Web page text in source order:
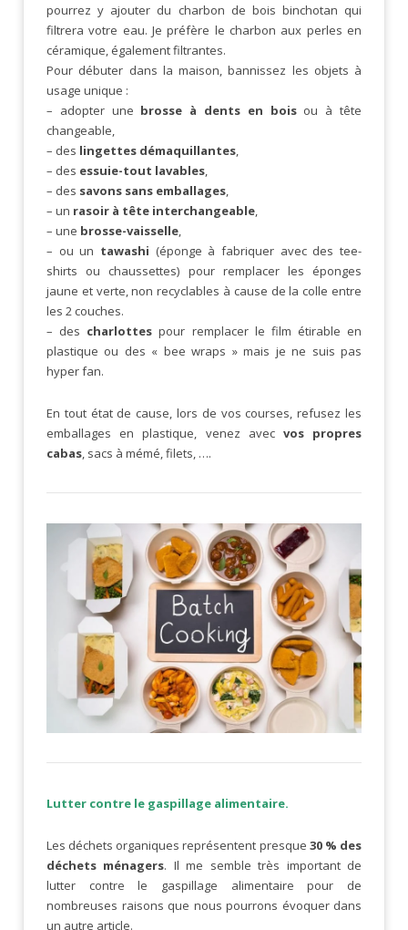
pourrez y ajouter du charbon de bois binchotan qui
filtrera votre eau. Je préfère le charbon aux perles en
céramique, également filtrantes.
Pour débuter dans la maison, bannissez les objets à
usage unique :
– adopter une brosse à dents en boisou à tête
changeable,
– des lingettes démaquillantes,
– des essuie-tout lavables,
– des savons sans emballages,
– un rasoir à tête interchangeable,
– une brosse-vaisselle,
– ou un tawashi (éponge à fabriquer avec des tee-
shirts ou chaussettes) pour remplacer les éponges
jaune et verte, non recyclables à cause de la colle entre
les 2 couches.
– des charlottes pour remplacer le film étirable en
plastique ou des « bee wraps » mais je ne suis pas
hyper fan.
En tout état de cause, lors de vos courses, refusez les
emballages en plastique, venez avec vos propres
cabas, sacs à mémé, filets, ….
Lutter contre le gaspillage alimentaire.
Les déchets organiques représentent presque 30 % des
déchets ménagers. Il me semble très important de
lutter contre le gaspillage alimentaire pour de
nombreuses raisons que nous pourrons évoquer dans
un autre article.